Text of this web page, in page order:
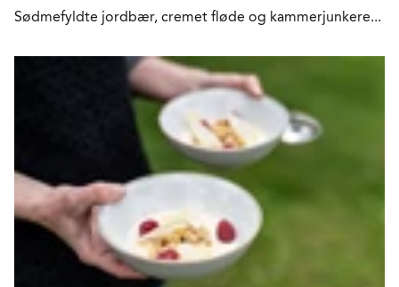
Sødmefyldte jordbær, cremet fløde og kammerjunkere...